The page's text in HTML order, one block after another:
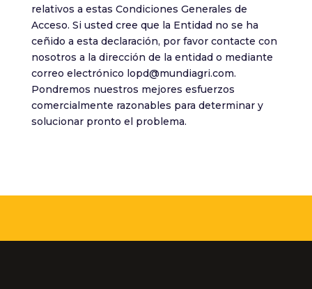
relativos a estas Condiciones Generales de
Acceso. Si usted cree que la Entidad no se ha
ceñido a esta declaración, por favor contacte con
nosotros a la dirección de la entidad o mediante
correo electrónico lopd@mundiagri.com.
Pondremos nuestros mejores esfuerzos
comercialmente razonables para determinar y
solucionar pronto el problema.